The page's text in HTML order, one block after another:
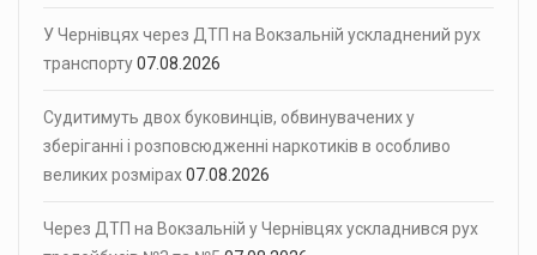
У Чернівцях через ДТП на Вокзальній ускладнений рух
транспорту07.08.2026
Судитимуть двох буковинців, обвинувачених у
зберіганні і розповсюдженні наркотиків в особливо
великих розмірах07.08.2026
Через ДТП на Вокзальній у Чернівцях ускладнився рух